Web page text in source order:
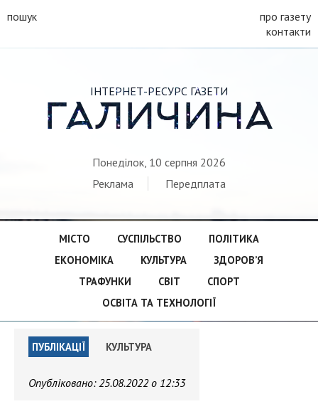
пошук
про газету
контакти
ІНТЕРНЕТ-РЕСУРС ГАЗЕТИ
ГАЛИЧИНА
Понеділок, 10 серпня 2026
Реклама
Передплата
МІСТО СУСПІЛЬСТВО
ПОЛІТИКА
ЕКОНОМІКА
КУЛЬТУРА
ЗДОРОВ’Я
ТРАФУНКИ
СВІТ
СПОРТ
ОСВІТА ТА ТЕХНОЛОГІЇ
ПУБЛІКАЦІЇ КУЛЬТУРА
Опубліковано:25.08.2022 о 12:33